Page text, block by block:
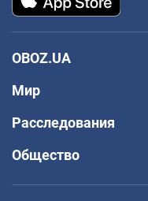
OBOZ.UA
Мир
Расследования
Общество